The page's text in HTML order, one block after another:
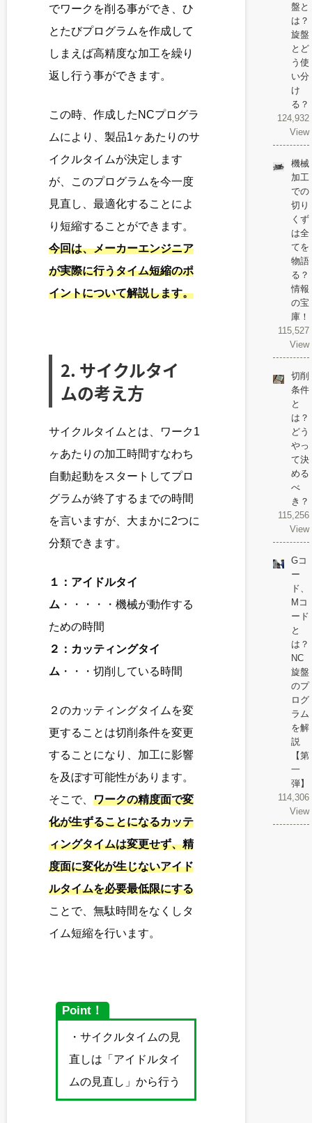
でワークを削る事ができ、ひ
とたびプログラムを作成して
しまえば高精度な加工を繰り
返し行う事ができます。
この時、作成したNCプログラ
ムにより、製品1ヶあたりのサ
イクルタイムが決定します
が、このプログラムを今一度
見直し、最適化することによ
り短縮することができます。
今回は、メーカーエンジニア
が実際に行うタイム短縮のポ
イントについて解説します。
2. サイクルタイ
ムの考え方
サイクルタイムとは、ワーク1
ヶあたりの加工時間すなわち
自動起動をスタートしてプロ
グラムが終了するまでの時間
を言いますが、大まかに2つに
分類できます。
１：アイドルタイ
ム ・・・・・機械が動作する
ための時間
２：カッティングタイ
ム ・・・切削している時間
２のカッティングタイムを変
更することは切削条件を変更
することになり、加工に影響
を及ぼす可能性があります。
そこで、 ワークの精度面で変
化が生ずることになるカッテ
ィングタイムは変更せず、精
度面に変化が生じないアイド
ルタイムを必要最低限にする
ことで、無駄時間をなくしタ
イム短縮を行います。
Point！
・サイクルタイムの見
直しは「アイドルタイ
ムの見直し」から行う
盤と
は？
旋盤
とど
う使
い分
け
る？
124,932
View
機械
加工
での
切り
くず
は全
てを
物語
る？
情報
の宝
庫！
115,527
View
切削
条件
と
は？
どう
やっ
て決
める
べ
き？
115,256
View
Gコ
ー
ド、
Mコ
ード
と
は？
NC
旋盤
のプ
ログ
ラム
を解
説
【第
一
弾】
114,306
View